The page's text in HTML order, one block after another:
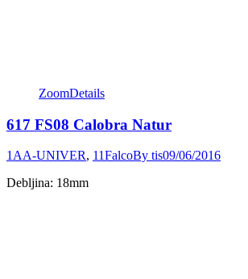
ZoomDetails
617 FS08 Calobra Natur
1AA-UNIVER, 11FalcoBy tis09/06/2016
Debljina: 18mm